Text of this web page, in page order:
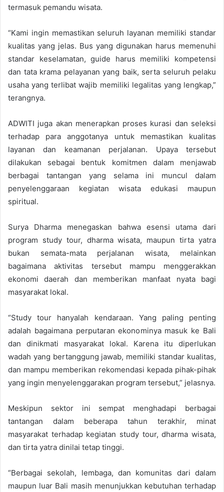
termasuk pemandu wisata.
“Kami ingin memastikan seluruh layanan memiliki standar
kualitas yang jelas. Bus yang digunakan harus memenuhi
standar keselamatan, guide harus memiliki kompetensi
dan tata krama pelayanan yang baik, serta seluruh pelaku
usaha yang terlibat wajib memiliki legalitas yang lengkap,”
terangnya.
ADWITI juga akan menerapkan proses kurasi dan seleksi
terhadap para anggotanya untuk memastikan kualitas
layanan dan keamanan perjalanan. Upaya tersebut
dilakukan sebagai bentuk komitmen dalam menjawab
berbagai tantangan yang selama ini muncul dalam
penyelenggaraan kegiatan wisata edukasi maupun
spiritual.
Surya Dharma menegaskan bahwa esensi utama dari
program study tour, dharma wisata, maupun tirta yatra
bukan semata-mata perjalanan wisata, melainkan
bagaimana aktivitas tersebut mampu menggerakkan
ekonomi daerah dan memberikan manfaat nyata bagi
masyarakat lokal.
“Study tour hanyalah kendaraan. Yang paling penting
adalah bagaimana perputaran ekonominya masuk ke Bali
dan dinikmati masyarakat lokal. Karena itu diperlukan
wadah yang bertanggung jawab, memiliki standar kualitas,
dan mampu memberikan rekomendasi kepada pihak-pihak
yang ingin menyelenggarakan program tersebut,” jelasnya.
Meskipun sektor ini sempat menghadapi berbagai
tantangan dalam beberapa tahun terakhir, minat
masyarakat terhadap kegiatan study tour, dharma wisata,
dan tirta yatra dinilai tetap tinggi.
“Berbagai sekolah, lembaga, dan komunitas dari dalam
maupun luar Bali masih menunjukkan kebutuhan terhadap